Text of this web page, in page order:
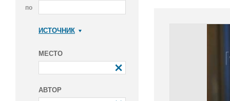
по
ИСТОЧНИК
МЕСТО
АВТОР